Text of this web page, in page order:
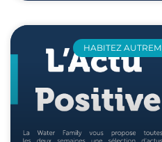
HABITEZ